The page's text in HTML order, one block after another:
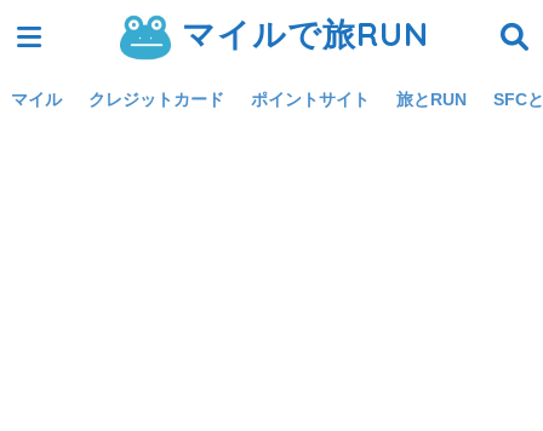
マイルで旅RUN
マイル クレジットカード ポイントサイト 旅とRUN SFC